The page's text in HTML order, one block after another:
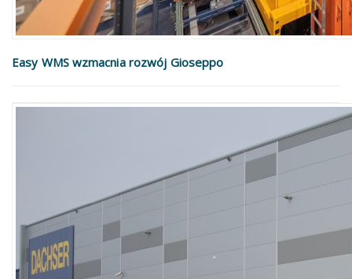
Easy WMS wzmacnia rozwój Gioseppo